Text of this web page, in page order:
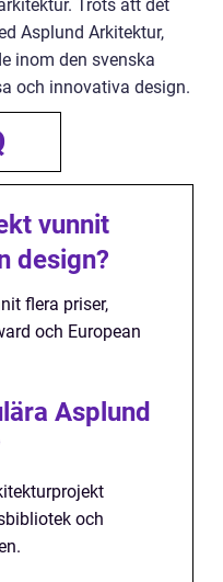
Trots att det
Asplund Arkitektur,
inom den svenska
och innovativa design.
vunnit
design?
flera priser,
och European
Asplund
och